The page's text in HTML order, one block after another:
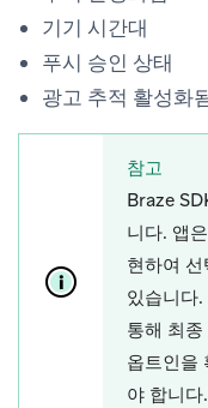
기기 시간대
푸시 승인 상태
광고 추적 활성화
참고
Braze
니다. 앱은
현하여
있습니다
통해 최
옵트인을
야 합니다.